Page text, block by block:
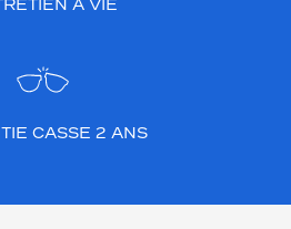
À VIE
CASSE 2 ANS